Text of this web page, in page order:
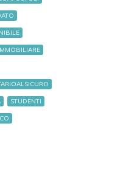
STUDENTI